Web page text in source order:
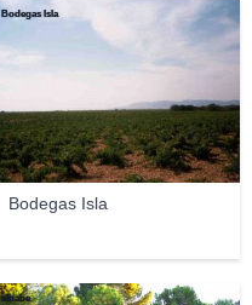
Bodegas Isla
Bodegas Isla
albabe